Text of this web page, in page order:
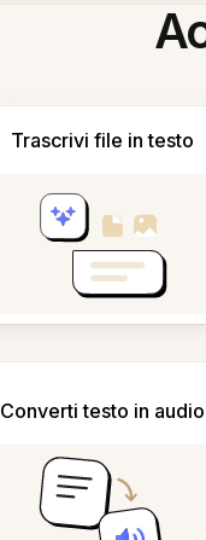
Trascrivi file in testo
Converti testo in audio